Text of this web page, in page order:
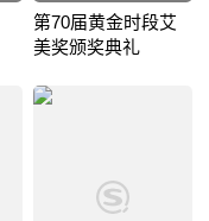
第70届黄金时段艾
美奖颁奖典礼